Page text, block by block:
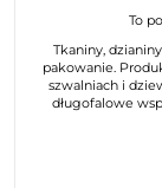
To
Tkaniny,
pakowanie.
szwalniach i
długofalowe